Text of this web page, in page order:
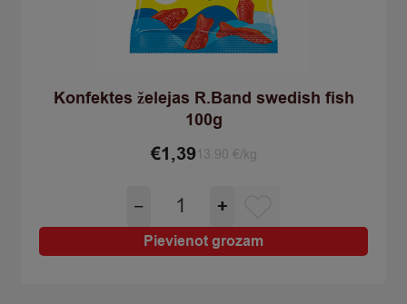
Konfektes želejas R.Band swedish fish
100g
€1,39 13.90 €/kg
−
Konfektes
želejas
R.Band
swedish
+
Pievienot grozam